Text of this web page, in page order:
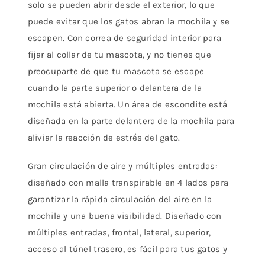
solo se pueden abrir desde el exterior, lo que
puede evitar que los gatos abran la mochila y se
escapen. Con correa de seguridad interior para
fijar al collar de tu mascota, y no tienes que
preocuparte de que tu mascota se escape
cuando la parte superior o delantera de la
mochila está abierta. Un área de escondite está
diseñada en la parte delantera de la mochila para
aliviar la reacción de estrés del gato.
Gran circulación de aire y múltiples entradas:
diseñado con malla transpirable en 4 lados para
garantizar la rápida circulación del aire en la
mochila y una buena visibilidad. Diseñado con
múltiples entradas, frontal, lateral, superior,
acceso al túnel trasero, es fácil para tus gatos y